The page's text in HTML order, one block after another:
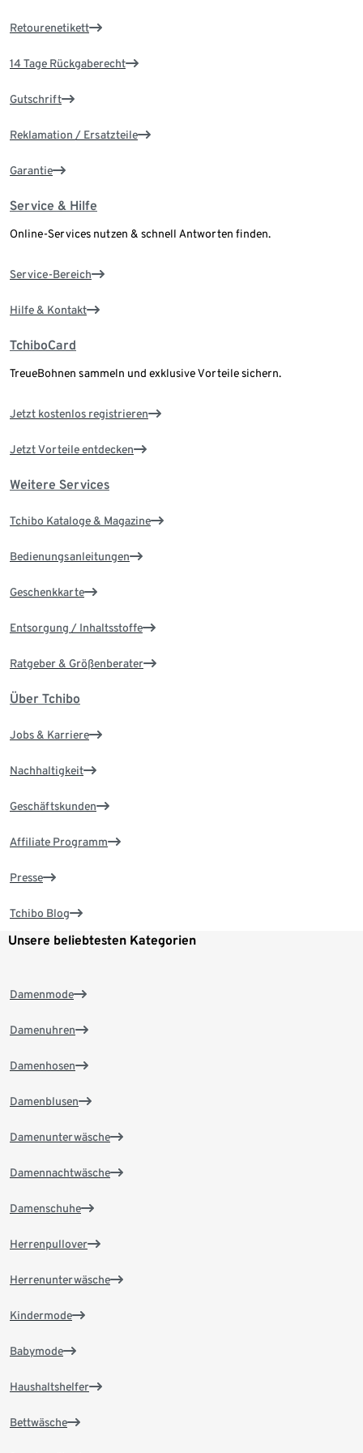
Retourenetikett
14 Tage Rückgaberecht
Gutschrift
Reklamation / Ersatzteile
Garantie
Service & Hilfe
Online-Services nutzen & schnell Antworten finden.
Service-Bereich
Hilfe & Kontakt
TchiboCard
TreueBohnen sammeln und exklusive Vorteile sichern.
Jetzt kostenlos registrieren
Jetzt Vorteile entdecken
Weitere Services
Tchibo Kataloge & Magazine
Bedienungsanleitungen
Geschenkkarte
Entsorgung / Inhaltsstoffe
Ratgeber & Größenberater
Über Tchibo
Jobs & Karriere
Nachhaltigkeit
Geschäftskunden
Affiliate Programm
Presse
Tchibo Blog
Unsere beliebtesten Kategorien
Damenmode
Damenuhren
Damenhosen
Damenblusen
Damenunterwäsche
Damennachtwäsche
Damenschuhe
Herrenpullover
Herrenunterwäsche
Kindermode
Babymode
Haushaltshelfer
Bettwäsche